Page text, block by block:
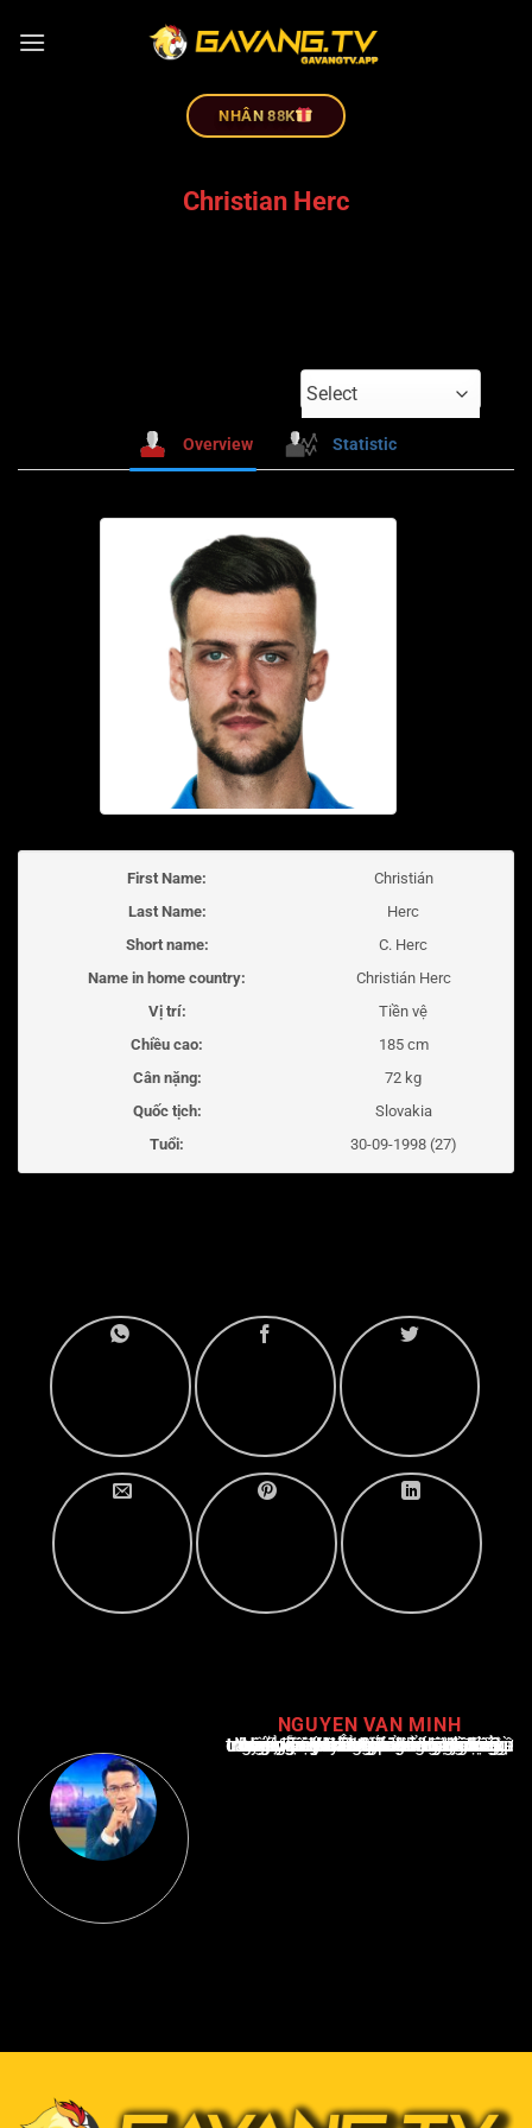
NHÂN 88K
Christian Herc
Select
Overview Statistic
First Name:
Christián
Last Name:
Herc
Short name:
C. Herc
Name in home country:
Christián Herc
Vị trí:
Tiền vệ
Chiều cao:
185 cm
Cân nặng:
72 kg
Quốc tịch:
Slovakia
Tuổi:
30-09-1998 (27)
NGUYEN VAN MINH
Nguyễn Văn Minh là một trong những chuyên gia hàng đầu về báo cáo tin tức thể thao tại Việt Nam, với hơn 10 năm hoạt động trong ngành. Ông có kiến thức sâu rộng và kinh nghiệm đáng kể trong việc phân tích và báo cáo về các sự kiện thể thao hàng đầu. Sự hiểu biết sâu sắc của ông về ngành này đã giúp ông xây dựng uy tín và danh tiếng trong cộng đồng báo chí thể thao.